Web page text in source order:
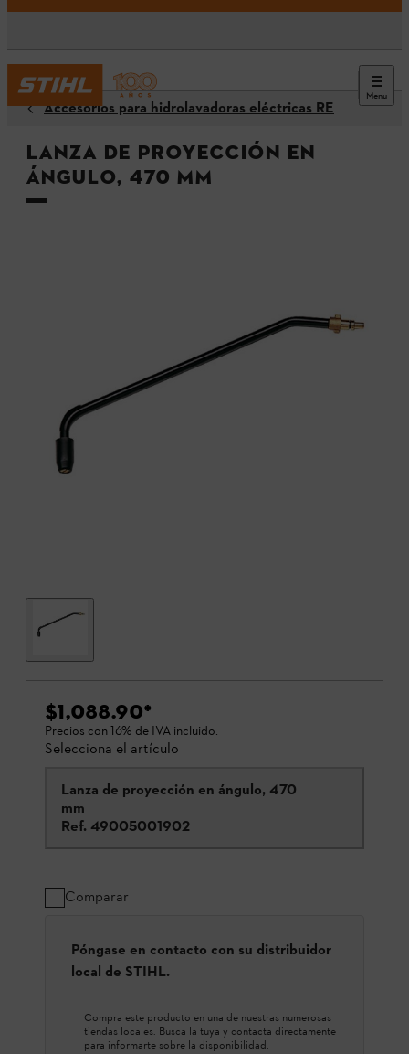
Menu
Accesorios para hidrolavadoras eléctricas RE
Lanza de proyección en
ángulo, 470 mm
$1,088.90*
Precios con 16% de IVA incluido.
Selecciona el artículo
Lanza de proyección en ángulo, 470
mm
Ref. 49005001902
Comparar
Póngase en contacto con su distribuidor
local de STIHL.
Compra este producto en una de nuestras numerosas
tiendas locales. Busca la tuya y contacta directamente
para informarte sobre la disponibilidad.